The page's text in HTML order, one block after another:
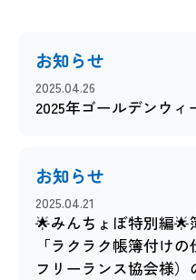
お知らせ
2025.04.26
2025年ゴールデンウィ
お知らせ
2025.04.21
🌟みんちょぼ特別編🌟
「ラクラク帳簿付け
フリーランス協会様）